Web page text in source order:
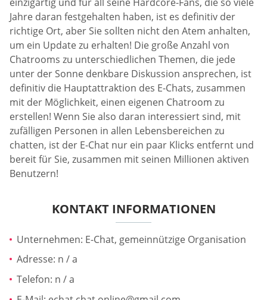
Jahre daran festgehalten haben, ist es definitiv der
richtige Ort, aber Sie sollten nicht den Atem anhalten,
um ein Update zu erhalten! Die große Anzahl von
Chatrooms zu unterschiedlichen Themen, die jede
unter der Sonne denkbare Diskussion ansprechen, ist
definitiv die Hauptattraktion des E-Chats, zusammen
mit der Möglichkeit, einen eigenen Chatroom zu
erstellen! Wenn Sie also daran interessiert sind, mit
zufälligen Personen in allen Lebensbereichen zu
chatten, ist der E-Chat nur ein paar Klicks entfernt und
bereit für Sie, zusammen mit seinen Millionen aktiven
Benutzern!
KONTAKT INFORMATIONEN
Unternehmen: E-Chat, gemeinnützige Organisation
Adresse: n / a
Telefon: n / a